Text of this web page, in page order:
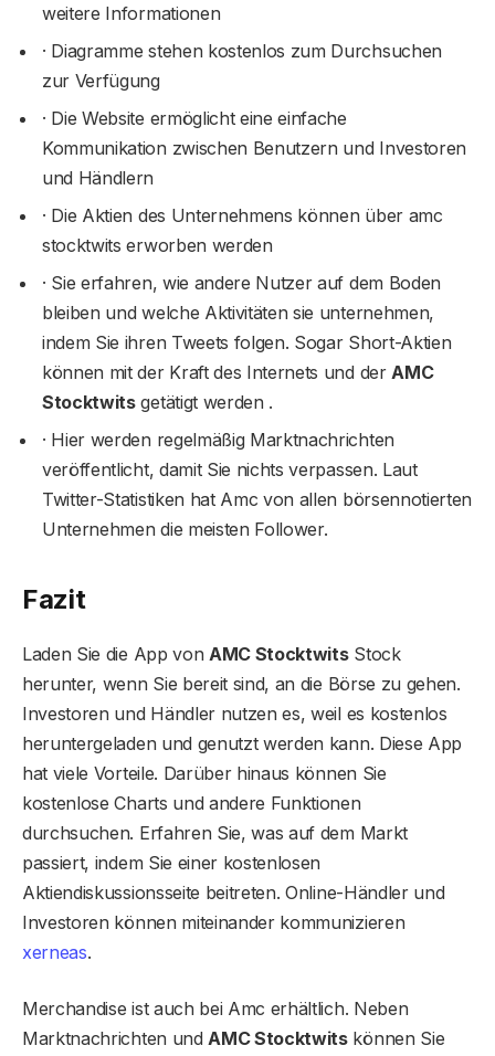
weitere Informationen
· Diagramme stehen kostenlos zum Durchsuchen
zur Verfügung
· Die Website ermöglicht eine einfache
Kommunikation zwischen Benutzern und Investoren
und Händlern
· Die Aktien des Unternehmens können über amc
stocktwits erworben werden
· Sie erfahren, wie andere Nutzer auf dem Boden
bleiben und welche Aktivitäten sie unternehmen,
indem Sie ihren Tweets folgen. Sogar Short-Aktien
können mit der Kraft des Internets und der AMC
Stocktwitsgetätigt werden .
· Hier werden regelmäßig Marktnachrichten
veröffentlicht, damit Sie nichts verpassen. Laut
Twitter-Statistiken hat Amc von allen börsennotierten
Unternehmen die meisten Follower.
Fazit
Laden Sie die App von AMC StocktwitsStock
herunter, wenn Sie bereit sind, an die Börse zu gehen.
Investoren und Händler nutzen es, weil es kostenlos
heruntergeladen und genutzt werden kann. Diese App
hat viele Vorteile. Darüber hinaus können Sie
kostenlose Charts und andere Funktionen
durchsuchen. Erfahren Sie, was auf dem Markt
passiert, indem Sie einer kostenlosen
Aktiendiskussionsseite beitreten. Online-Händler und
Investoren können miteinander kommunizieren
xerneas.
Merchandise ist auch bei Amc erhältlich. Neben
Marktnachrichten undAMC Stocktwitskönnen Sie